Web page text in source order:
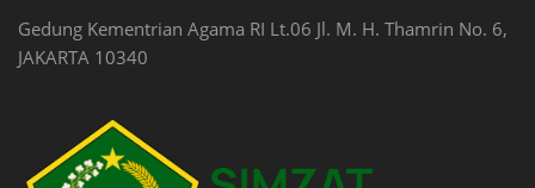
Gedung Kementrian Agama RI Lt.06 Jl. M. H. Thamrin No. 6,
JAKARTA 10340